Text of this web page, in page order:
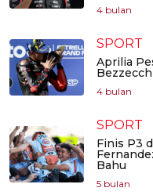
4 bulan
SPORT
Aprilia
4 bulan
SPORT
Finis P3
Bahu
5 bulan